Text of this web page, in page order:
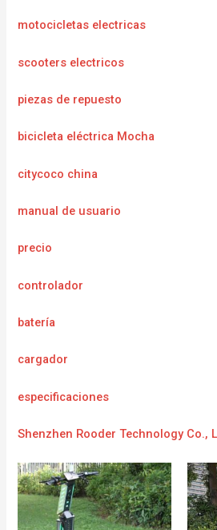
motocicletas electricas
scooters electricos
piezas de repuesto
bicicleta eléctrica Mocha
citycoco china
manual de usuario
precio
controlador
batería
cargador
especificaciones
Shenzhen Rooder Technology Co.,